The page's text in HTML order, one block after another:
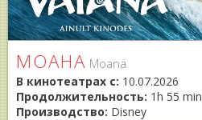
МОАНА Moana
В кинотеатрах с: 10.07.2026
Продолжительность: 1h 55 min
Производство: Disney